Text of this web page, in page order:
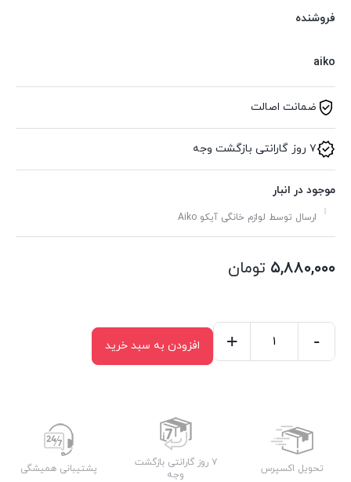
فروشنده
aiko
ضمانت اصالت
۷ روز گارانتی بازگشت وجه
موجود در انبار
ارسال توسط لوازم خانگی آیکو Aiko
۵,۸۸۰,۰۰۰ تومان
مدلAK282HB
-
+ افزودن به سبد خرید
تحویل اکسپرس
۷ روز گارانتی بازگشت
وجه
پشتیبانی همیشگی